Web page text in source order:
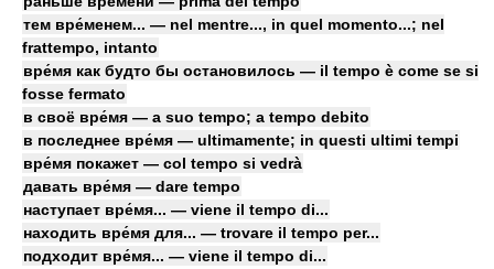
тем вре́менем... — nel mentre..., in quel momento...; nel
frattempo, intanto
вре́мя как будто бы остановилось — il tempo è come se si
fosse fermato
в своё вре́мя — a suo tempo; a tempo debito
в последнее вре́мя — ultimamente; in questi ultimi tempi
вре́мя покажет — col tempo si vedrà
давать вре́мя — dare tempo
наступает вре́мя... — viene il tempo di...
находить вре́мя для... — trovare il tempo per...
подходит вре́мя... — viene il tempo di...